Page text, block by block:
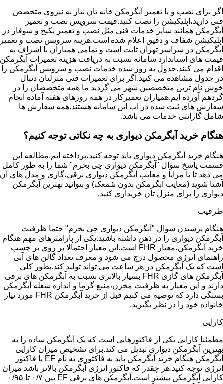
اگر برای نصب و یا تعمیر آبگرمکن خانه تان نیاز به نیروی متخصص
فنی دارید،اپلیکیشن را نصب کنید.قیمت سرویس نصب و تعمیر
آبگرمکن همانند سایر خدمات فنی مثل نصب و تعمیر پکیج و شوفاژ در
اپلیکیشن شفاف و دقیق اعلام شده است.هزینه سرویس نصب و تعمیر
آبگرمکن در سراسر تهران ثابت است و تمامی همیاران با اشراف به
قیمت های استاندارد سامانه نسبت به دریافت هزینه تعمیرات آبگرمکن
اقدام می کنند.جدول به روز شده خدمات نصب و سرویس آبگرمکن را
در جدول مشاهده می کنید.اگر برای تعمیرات فنی منزلتان دنبال
خوش نام ترین متخصصین شهر می گردید ما همه متخصصان را در
گردهم آورده ایم.همیاران تعمیرکار در همه روزهای هفته آماده انجام
سفارش های ثبت شده در اپ این سامانه هستند.همه سفارش ها
شامل گارانتی خدمات می باشد.
هنگام خرید آبگرمکن دیواری به چه نکاتی توجه کنیم؟
هنگام خرید آبگرمکن دیواری باید توجه کنید،پرداخته ایم.مطالعه این
قسمت پاسخ سوال "آبگرمکن دیواری چی بخرم" شما را به طور کامل
می دهد تا با مزایا و معایب آبگرمکن دیواری برقی،گازی و مدل های آن
آشنا شوید (معایب ابگرمکن بدون شمعک) و بتوانید بهترین آبگرمکن
دیواری را برای منزل تان خریداری کنید.
ظرفیت
هنگام پرسیدن سوال "آبگرمکن دیواری چی بخرم" حتما ظرفیت
آبگرمکن دیواری را در ذهن داشته باشید.یکی از پارامترهای مهم هنگام
خرید آبگرمکن،معیار FHR است.این معیار احتمالا بر روی بر چسب
راهنمای انرژی محصول درج می شود و معرف تعداد گالن های آبی
است که یک آبگرمکن در هر ساعت می تواند تولید کند.بطور کلی
آبگرمکن های گازی FHR بسیار بالاتری نسبت به آبگرمکن های برقی
دارند و این معیار به ظرفیت مخزن،منبع گرما و اندازه شعله آبگرمکن
بستگی دارد که توصیه می کنیم قبل از خرید آبگرمکن FHR مورد نیاز
خانواده خود را در نظر بگیرید.
کارایی
مطمئنا کارایی یکی از فاکتورهایی است که یک آبگرمکن ساده را به
بهترین آبگرمکن دیواری تبدیل می کند.برای تشخیص میزان کارایی
آبگرمکن هنگام خرید آبگرمکن باید به فاکتوری به نام EF یا فاکتور
انرژی توجه کنید.هر چقدر که فاکتور انرژی آبگرمکن بالاتر باشد میزان
کارایی آبگرمکن بیشتر است.آبگرمکن های برقی EF بین ۰/۷ تا ۰/۹۵